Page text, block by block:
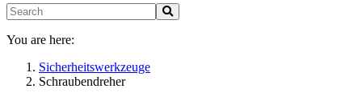
You are here:
Sicherheitswerkzeuge
Schraubendreher